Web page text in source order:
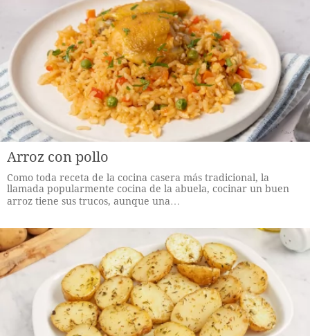
Arroz con pollo
Como toda receta de la cocina casera más tradicional, la
llamada popularmente cocina de la abuela, cocinar un buen
arroz tiene sus trucos, aunque una…